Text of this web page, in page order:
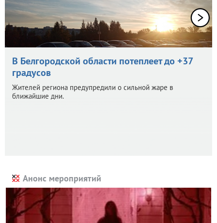
В Белгородской области потеплеет до +37
градусов
Жителей региона предупредили о сильной жаре в
ближайшие дни.
Анонс мероприятий